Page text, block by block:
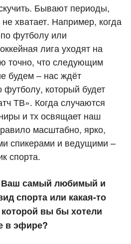
Бывают периоды,
не хватает. Например, когда
футболу или
лига уходят на
точно, что следующим
будем – нас ждёт
который будет
ТВ». Когда случаются
и тх освящает наш
масштабно, ярко,
спикерами и ведущими –
спорта.
Ваш самый любимый и
спорта или какая-то
вы бы хотели
в эфире?